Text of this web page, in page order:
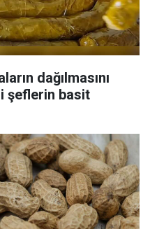
dağılmasını
şeflerin basit